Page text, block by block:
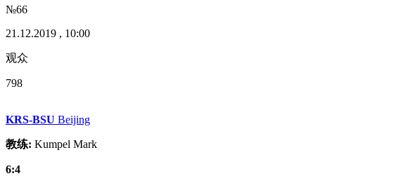
№66
21.12.2019 , 10:00
观众
798
KRS-BSU Beijing
教练: Kumpel Mark
6:4